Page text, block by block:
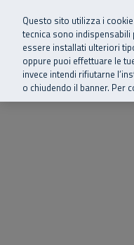
Vai al menu principale
Vai al contenuto
Vai al Footer
SuperAbile - il Contact
Questo sito utilizza i
tecnica sono
essere installati ulteriori
oppure puoi effettuare le
invece intendi rifiutarne
o chiudendo il banner. Per